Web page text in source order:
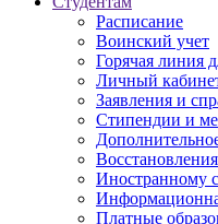
Расписание
Воинский учет
Горячая линия
Личный
Заявления и
Стипендии и
Иностранному
Платные